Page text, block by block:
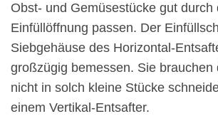
Obst- und Gemüsestücke gut durch
Einfüllöffnung passen. Der
Siebgehäuse des Horizontal-
großzügig bemessen. Sie brauchen
nicht in solch kleine Stücke
einem Vertikal-Entsafter.